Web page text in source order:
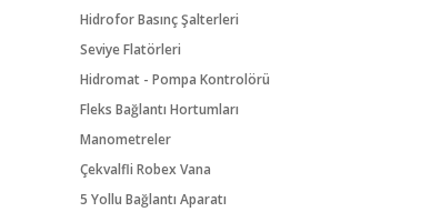
Hidrofor Basınç Şalterleri
Seviye Flatörleri
Hidromat - Pompa Kontrolörü
Fleks Bağlantı Hortumları
Manometreler
Çekvalfli Robex Vana
5 Yollu Bağlantı Aparatı